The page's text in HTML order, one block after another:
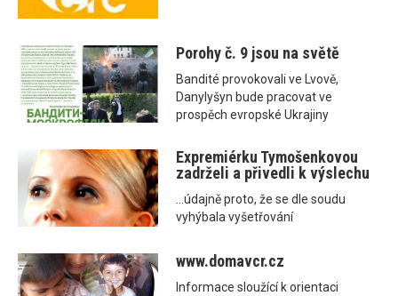
Porohy č. 9 jsou na světě
Bandité provokovali ve Lvově,
Danylyšyn bude pracovat ve
prospěch evropské Ukrajiny
Expremiérku Tymošenkovou
zadrželi a přivedli k výslechu
...údajně proto, že se dle soudu
vyhýbala vyšetřování
www.domavcr.cz
Informace sloužící k orientaci